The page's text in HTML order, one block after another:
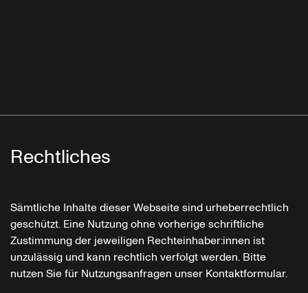
Rechtliches
Sämtliche Inhalte dieser Webseite sind urheberrechtlich
geschützt. Eine Nutzung ohne vorherige schriftliche
Zustimmung der jeweiligen Rechteinhaber:innen ist
unzulässig und kann rechtlich verfolgt werden. Bitte
nutzen Sie für Nutzungsanfragen unser Kontaktformular.